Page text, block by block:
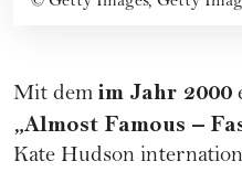
Mit dem im Jahr 2000
„Almost Famous –
Kate Hudson